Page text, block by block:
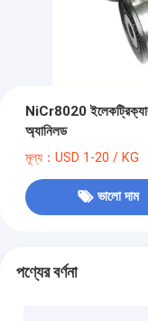
NiCr8020 ইলেকট্রিক্যাল
অ্যানিলড
মূল্য：USD 1-20 / KG
ভালো দাম
পণ্যের বর্ণনা